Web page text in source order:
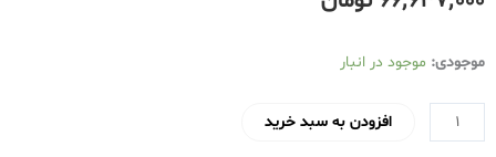
موجودی: موجود در انبار تلویزیون
دی
افزودن به سبد خرید